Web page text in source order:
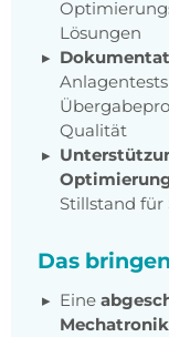
Lösungen
Qualität
Stillstand für
Das
Eine